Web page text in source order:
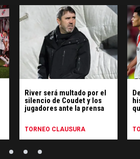
River será multado por el
silencio de Coudet y los
jugadores ante la prensa
TORNEO CLAUSURA